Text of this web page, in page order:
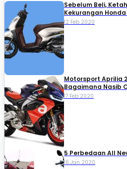
Sebelum Beli,
Kekurangan Honda
12 Feb 2020
Motorsport Aprilia
Bagaimana Nasib
17 Feb 2020
5 Perbedaan All
16 Jan 2020